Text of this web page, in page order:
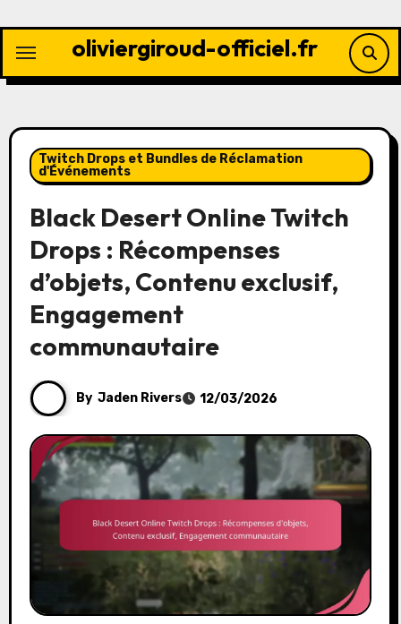
content
oliviergiroud-officiel.fr
Twitch Drops et Bundles de Réclamation
d'Événements
Black Desert Online Twitch
Drops : Récompenses
d’objets, Contenu exclusif,
Engagement
communautaire
By Jaden Rivers 12/03/2026